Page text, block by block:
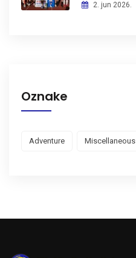
2. jun 2026.
Oznake
Adventure Miscellaneous